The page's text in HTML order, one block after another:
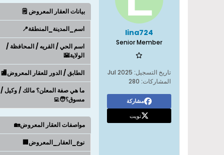
lina724
Senior Member
تاريخ التسجيل: Jul 2025
المشاركات: 280
مشاركة
تويت
بيانات العقار المعروض 🗒️
اسم_المدينة_المنطقة📍
اسم الحي / القريه / المحافظة /
الولاية🌇
الطابق / الدور للعقار المعروض🏬
ما هي صفة المعلن؟ مالك / وكيل /
مسوق؟🧑‍💻
مواصفات العقار المعروض🏡
نوع_العقار_المعروض🏢